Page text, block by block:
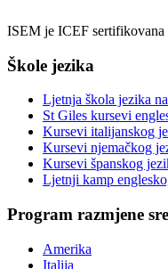
ISEM je ICEF sertifikovana
Škole jezika
Ljetnja škola jezika
St Giles kursevi
Kursevi italijanskog
Kursevi njemačkog
Kursevi španskog
Ljetnji kamp
Program razmjene
Amerika
Italija